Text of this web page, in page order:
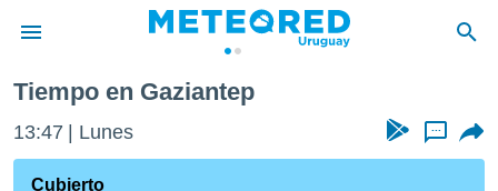
de
ha
Tiempo en Gaziantep
13:47 Lunes ...
Cubierto